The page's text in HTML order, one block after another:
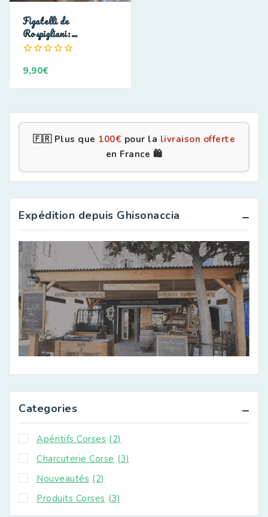
Figatelli de
Rospigliani:
extraordinaire
de
9,90€
🇫🇷 Plus que 100€ pour la livraison offerte
en France 🛍️
Expédition depuis Ghisonaccia
Categories
Apéritifs Corses (2)
Charcuterie Corse (3)
Nouveautés (2)
Produits Corses (3)